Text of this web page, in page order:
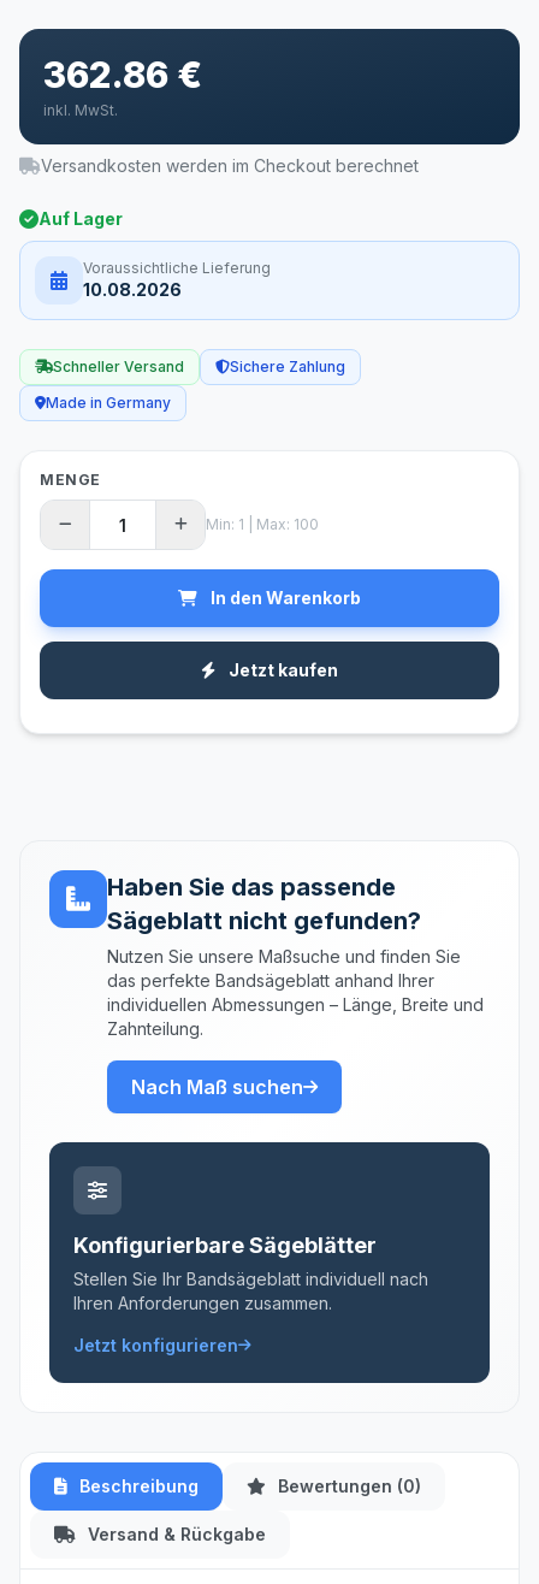
362.86 €
inkl. MwSt.
Versandkosten werden im Checkout berechnet
Auf Lager
Voraussichtliche Lieferung
10.08.2026
Schneller Versand
Sichere Zahlung
Made in Germany
MENGE
Min: 1 | Max: 100
In den Warenkorb
Jetzt kaufen
Haben Sie das passende
Sägeblatt nicht gefunden?
Nutzen Sie unsere Maßsuche und finden Sie
das perfekte Bandsägeblatt anhand Ihrer
individuellen Abmessungen – Länge, Breite und
Zahnteilung.
Nach Maß suchen
Konfigurierbare Sägeblätter
Stellen Sie Ihr Bandsägeblatt individuell nach
Ihren Anforderungen zusammen.
Jetzt konfigurieren
Beschreibung Bewertungen (0)
Versand & Rückgabe